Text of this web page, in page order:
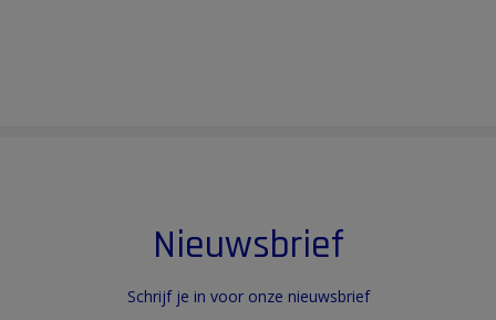
Nieuwsbrief
Schrijf je in voor onze nieuwsbrief